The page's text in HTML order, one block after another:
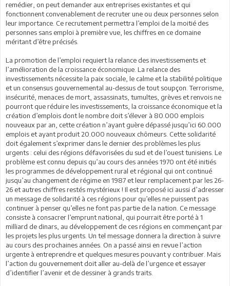
remédier, on peut demander aux entreprises existantes et qui
fonctionnent convenablement de recruter une ou deux personnes selon
leur importance. Ce recrutement permettra l’emploi de la moitié des
personnes sans emploi à première vue, les chiffres en ce domaine
méritant d’être précisés.
La promotion de l’emploi requiert la relance des investissements et
l’amélioration de la croissance économique. La relance des
investissements nécessite la paix sociale, le calme et la stabilité politique
et un consensus gouvernemental au-dessus de tout soupçon. Terrorisme,
insécurité, menaces de mort, assassinats, tumultes, grèves et renvois ne
pourront que réduire les investissements, la croissance économique et la
création d’emplois dont le nombre doit s’élever à 80.000 emplois
nouveaux par an, cette création n’ayant guère dépassé jusqu’ici 60.000
emplois et ayant produit 20.000 nouveaux chômeurs. Cette solidarité
doit également s’exprimer dans le dernier des problèmes les plus
urgents : celui des régions défavorisées du sud et de l’ouest tunisiens. Le
problème est connu depuis qu’au cours des années 1970 ont été initiés
les programmes de développement rural et régional qui ont continué
jusqu’au changement de régime en 1987 et leur remplacement par les 26-
26 et autres chiffres restés mystérieux ! Il est proposé ici aussi d’adresser
un message de solidarité à ces régions pour qu’elles ne puissent pas
continuer à penser qu’elles ne font pas partie de la nation. Ce message
consiste à consacrer l’emprunt national, qui pourrait être porté à 1
milliard de dinars, au développement de ces régions en commençant par
les projets les plus urgents. Un tel message donnera la direction à suivre
au cours des prochaines années. On a passé ainsi en revue l’action
urgente à entreprendre et quelques mesures pouvant y contribuer. Mais
l’action du gouvernement doit aller au-delà de l’urgence et essayer
d’identifier l’avenir et de dessiner à grands traits.